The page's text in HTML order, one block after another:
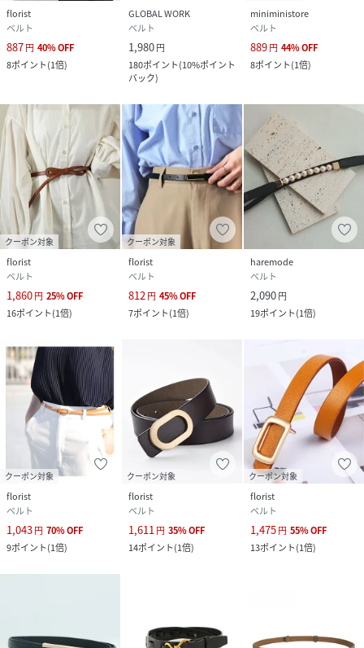
florist
ベルト
887円 40%OFF
8ポイント(1倍)
GLOBAL WORK
ベルト
1,980円
180ポイント(10%ポイント
バック)
miniministore
ベルト
889円 44%OFF
8ポイント(1倍)
クーポン対象
florist
ベルト
1,860円 25%OFF
16ポイント(1倍)
クーポン対象
florist
ベルト
812 円 45%OFF
7ポイント(1倍)
haremode
ベルト
2,090円
19ポイント(1倍)
クーポン対象
florist
ベルト
1,043円 70%OFF
9ポイント(1倍)
クーポン対象
florist
ベルト
1,611円 35%OFF
14ポイント(1倍)
クーポン対象
florist
ベルト
1,475円 55%OFF
13ポイント(1倍)